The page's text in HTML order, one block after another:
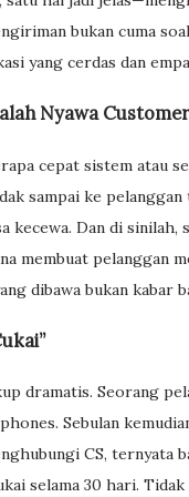
bukan cuma
yang cerdas dan
Nyawa
cepat sistem atau
sampai ke
kecewa. Dan di sinilah,
membuat pelanggan
dibawa bukan kabar
dramatis. Seorang
Sebulan
CS, ternyata
selama 30 hari. Tidak